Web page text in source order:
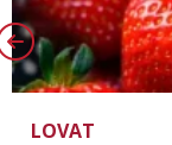
LOVAT